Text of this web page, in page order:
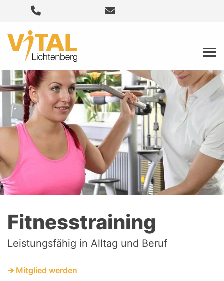
Fitnesstraining
Leistungsfähig in Alltag und Beruf
➔ Mitglied werden